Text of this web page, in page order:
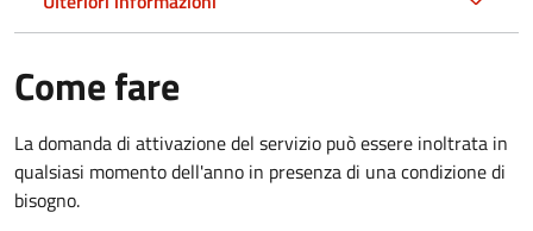
Come fare
La domanda di attivazione del servizio può essere inoltrata in
qualsiasi momento dell'anno in presenza di una condizione di
bisogno.